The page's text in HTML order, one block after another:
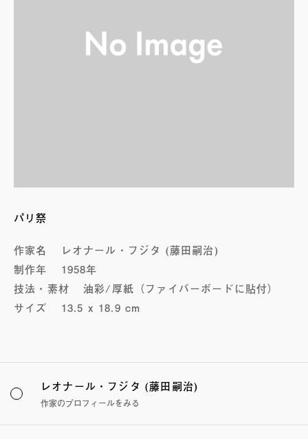
パリ祭
作家名
レオナール・フジタ (藤田嗣治)
制作年
1958年
技法・素材
油彩/厚紙（ファイバーボードに貼付）
サイズ
13.5 x 18.9 cm
レオナール・フジタ (藤田嗣治)
作家のプロフィールをみる